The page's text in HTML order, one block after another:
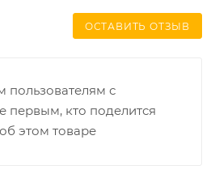
ОСТАВИТЬ ОТЗЫВ
пользователям с
первым, кто поделится
этом товаре